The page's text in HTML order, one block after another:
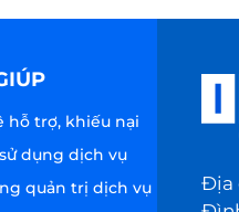
hỗ trợ, khiếu nại
dụng dịch vụ
quản trị dịch vụ
Địa